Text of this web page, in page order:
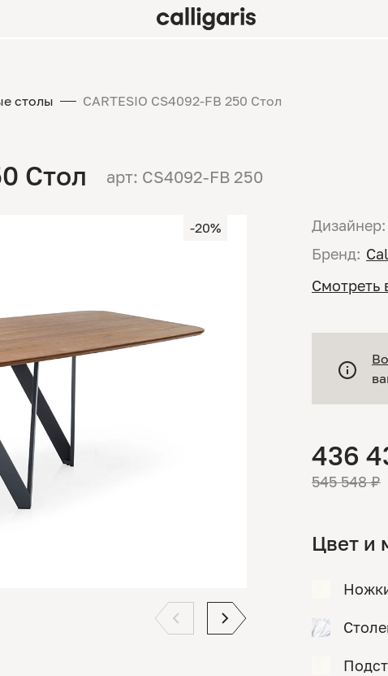
столы CARTESIO CS4092-FB 250 Стол
Стол арт: CS4092-FB 250
-20% Дизайнер:
Бренд:
Смотреть
436
545 548 ₽
Цвет и